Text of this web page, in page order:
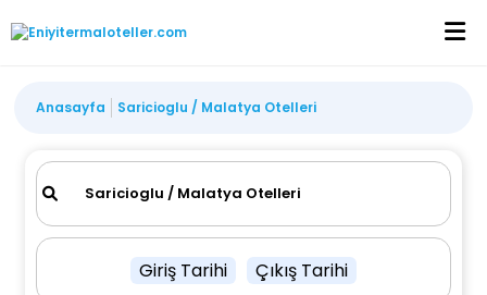
Anasayfa Saricioglu / Malatya Otelleri
Giriş Tarihi Çıkış Tarihi